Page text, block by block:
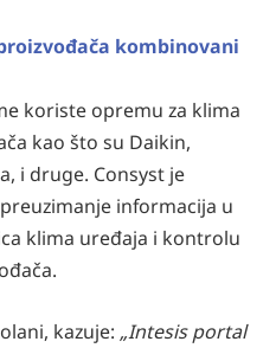
kombinovani
koriste opremu za klima
kao što su Daikin,
i druge. Consyst je
informacija u
klima uređaja i kontrolu
kazuje: „Intesis portal